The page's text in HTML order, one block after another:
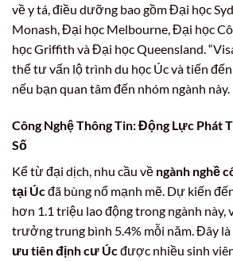
về y tá, điều dưỡng bao gồm Đại học
Monash, Đại học Melbourne, Đại học
học Griffith và Đại học Queensland.
thể tư vấn lộ trình du học Úc và tiến
nếu bạn quan tâm đến nhóm ngành này.
Công Nghệ Thông Tin: Động Lực Phát
Số
Kể từ đại dịch, nhu cầu về ngành nghề
tại Úcđã bùng nổ mạnh mẽ. Dự kiến
hơn 1.1 triệu lao động trong ngành này,
trưởng trung bình 5.4% mỗi năm. Đây
ưu tiên định cư Úcđược nhiều sinh